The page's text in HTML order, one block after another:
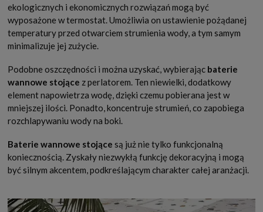
ekologicznych i ekonomicznych rozwiązań mogą być
wyposażone w termostat. Umożliwia on ustawienie pożądanej
temperatury przed otwarciem strumienia wody, a tym samym
minimalizuje jej zużycie.
Podobne oszczędności i można uzyskać, wybierając baterie
wannowe stojące z perlatorem. Ten niewielki, dodatkowy
element napowietrza wodę, dzięki czemu pobierana jest w
mniejszej ilości. Ponadto, koncentruje strumień, co zapobiega
rozchlapywaniu wody na boki.
Baterie wannowe stojące są już nie tylko funkcjonalną
koniecznością. Zyskały niezwykłą funkcję dekoracyjną i mogą
być silnym akcentem, podkreślającym charakter całej aranżacji.